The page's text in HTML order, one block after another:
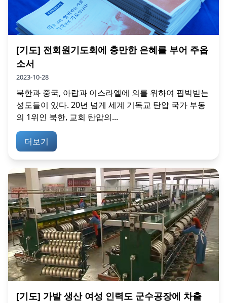
[기도] 전회원기도회에 충만한 은혜를 부어 주옵
소서
2023-10-28
북한과 중국, 아랍과 이스라엘에 의를 위하여 핍박받는
성도들이 있다. 20년 넘게 세계 기독교 탄압 국가 부동
의 1위인 북한, 교회 탄압의...
더보기
[기도] 가발 생산 여성 인력도 군수공장에 차출